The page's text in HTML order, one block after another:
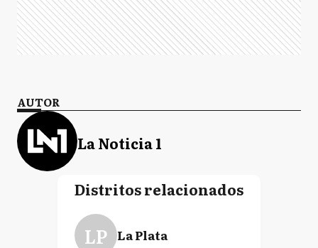
AUTOR
La Noticia 1
Distritos relacionados
LP La Plata